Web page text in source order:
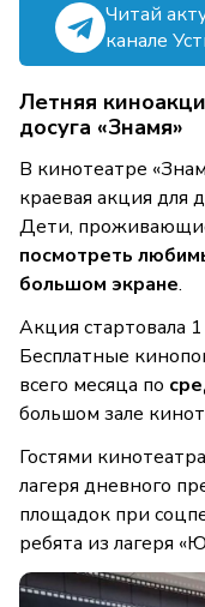
Читай
канале
Летняя
досуга «Знамя»
В кинотеатре
краевая акция для
Дети,
посмотреть
большом экране.
Акция стартовала
Бесплатные
всего месяца по
большом зале
Гостями
лагеря дневного
площадок при
ребята из лагеря